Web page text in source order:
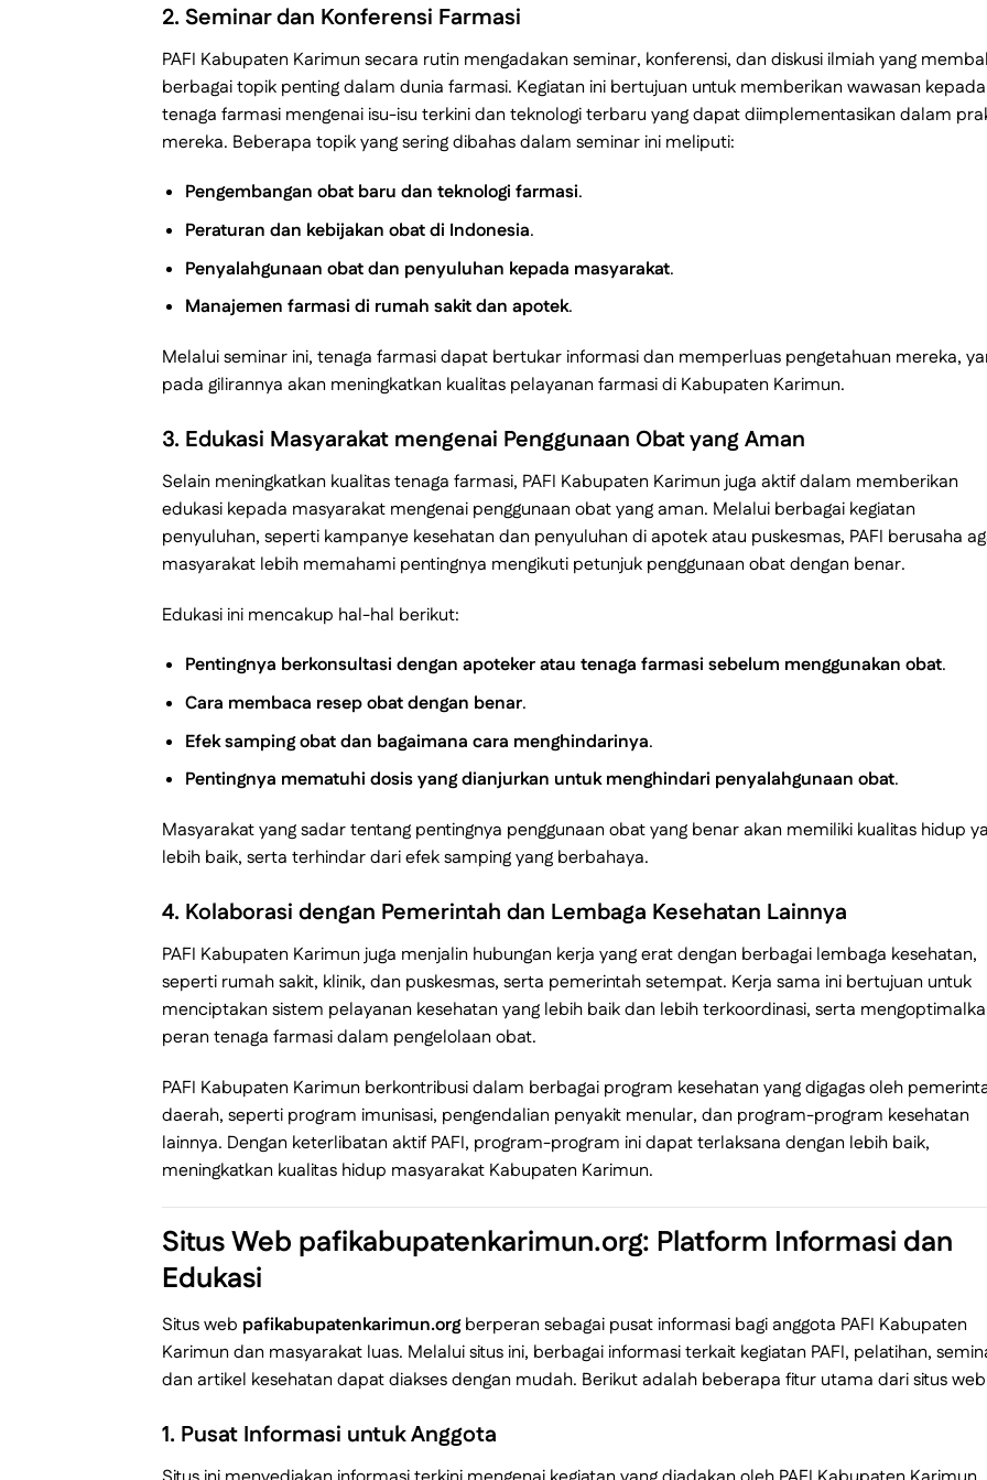
2. Seminar dan Konferensi Farmasi
PAFI Kabupaten Karimun secara rutin mengadakan seminar, konferensi, dan diskusi ilmiah yang
berbagai topik penting dalam dunia farmasi. Kegiatan ini bertujuan untuk memberikan wawasan kepada
tenaga farmasi mengenai isu-isu terkini dan teknologi terbaru yang dapat diimplementasikan dalam
mereka. Beberapa topik yang sering dibahas dalam seminar ini meliputi:
Pengembangan obat baru dan teknologi farmasi.
Peraturan dan kebijakan obat di Indonesia.
Penyalahgunaan obat dan penyuluhan kepada masyarakat.
Manajemen farmasi di rumah sakit dan apotek.
Melalui seminar ini, tenaga farmasi dapat bertukar informasi dan memperluas pengetahuan mereka,
pada gilirannya akan meningkatkan kualitas pelayanan farmasi di Kabupaten Karimun.
3. Edukasi Masyarakat mengenai Penggunaan Obat yang Aman
Selain meningkatkan kualitas tenaga farmasi, PAFI Kabupaten Karimun juga aktif dalam memberikan
edukasi kepada masyarakat mengenai penggunaan obat yang aman. Melalui berbagai kegiatan
penyuluhan, seperti kampanye kesehatan dan penyuluhan di apotek atau puskesmas, PAFI berusaha
masyarakat lebih memahami pentingnya mengikuti petunjuk penggunaan obat dengan benar.
Edukasi ini mencakup hal-hal berikut:
Pentingnya berkonsultasi dengan apoteker atau tenaga farmasi sebelum menggunakan obat.
Cara membaca resep obat dengan benar.
Efek samping obat dan bagaimana cara menghindarinya.
Pentingnya mematuhi dosis yang dianjurkan untuk menghindari penyalahgunaan obat.
Masyarakat yang sadar tentang pentingnya penggunaan obat yang benar akan memiliki kualitas hidup
lebih baik, serta terhindar dari efek samping yang berbahaya.
4. Kolaborasi dengan Pemerintah dan Lembaga Kesehatan Lainnya
PAFI Kabupaten Karimun juga menjalin hubungan kerja yang erat dengan berbagai lembaga kesehatan,
seperti rumah sakit, klinik, dan puskesmas, serta pemerintah setempat. Kerja sama ini bertujuan untuk
menciptakan sistem pelayanan kesehatan yang lebih baik dan lebih terkoordinasi, serta
peran tenaga farmasi dalam pengelolaan obat.
PAFI Kabupaten Karimun berkontribusi dalam berbagai program kesehatan yang digagas oleh
daerah, seperti program imunisasi, pengendalian penyakit menular, dan program-program kesehatan
lainnya. Dengan keterlibatan aktif PAFI, program-program ini dapat terlaksana dengan lebih baik,
meningkatkan kualitas hidup masyarakat Kabupaten Karimun.
Situs Web pafikabupatenkarimun.org: Platform Informasi dan
Edukasi
Situs web pafikabupatenkarimun.orgberperan sebagai pusat informasi bagi anggota PAFI Kabupaten
Karimun dan masyarakat luas. Melalui situs ini, berbagai informasi terkait kegiatan PAFI, pelatihan,
dan artikel kesehatan dapat diakses dengan mudah. Berikut adalah beberapa fitur utama dari situs web
1. Pusat Informasi untuk Anggota